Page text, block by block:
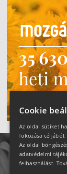
35
heti
Ne
Cookie
Az oldal sütiket
fokozása céljából.
Az oldal
adatvédelmi
felhasználást.